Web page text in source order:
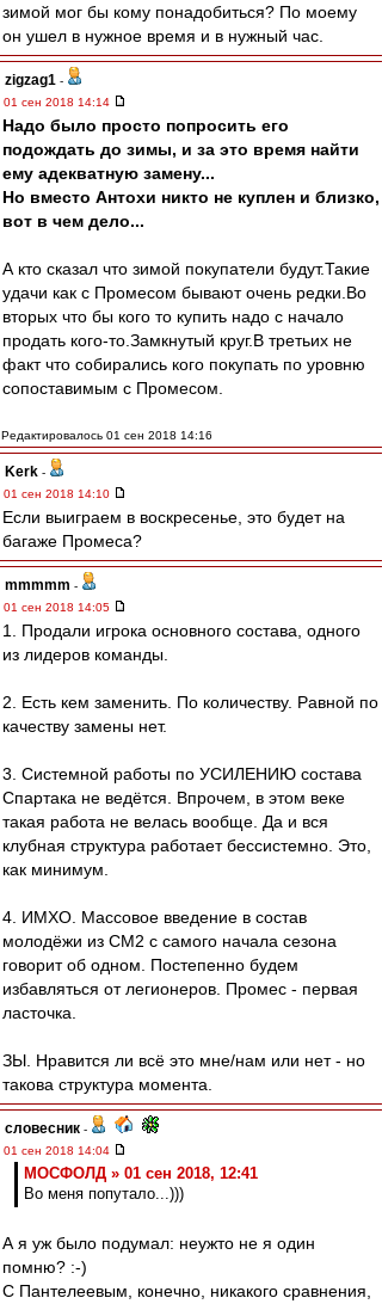
зимой мог бы кому понадобиться? По моему
он ушел в нужное время и в нужный час.
zigzag1 -
01 сен 2018 14:14
Надо было просто попросить его
подождать до зимы, и за это время найти
ему адекватную замену...
Но вместо Антохи никто не куплен и близко,
вот в чем дело...
А кто сказал что зимой покупатели будут.Такие
удачи как с Промесом бывают очень редки.Во
вторых что бы кого то купить надо с начало
продать кого-то.Замкнутый круг.В третьих не
факт что собирались кого покупать по уровню
сопоставимым с Промесом.
Редактировалось 01 сен 2018 14:16
Kerk -
01 сен 2018 14:10
Если выиграем в воскресенье, это будет на
багаже Промеса?
mmmmm -
01 сен 2018 14:05
1. Продали игрока основного состава, одного
из лидеров команды.
2. Есть кем заменить. По количеству. Равной по
качеству замены нет.
3. Системной работы по УСИЛЕНИЮ состава
Спартака не ведётся. Впрочем, в этом веке
такая работа не велась вообще. Да и вся
клубная структура работает бессистемно. Это,
как минимум.
4. ИМХО. Массовое введение в состав
молодёжи из СМ2 с самого начала сезона
говорит об одном. Постепенно будем
избавляться от легионеров. Промес - первая
ласточка.
ЗЫ. Нравится ли всё это мне/нам или нет - но
такова структура момента.
словесник -
01 сен 2018 14:04
МОСФОЛД » 01 сен 2018, 12:41
Во меня попутало...)))
А я уж было подумал: неужто не я один
помню? :-)
С Пантелеевым, конечно, никакого сравнения,